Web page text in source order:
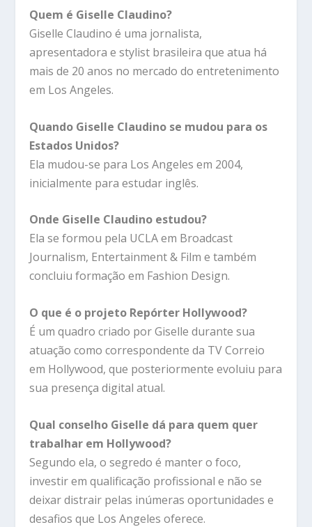
Quem é Giselle Claudino?
Giselle Claudino é uma jornalista,
apresentadora e stylist brasileira que atua há
mais de 20 anos no mercado do entretenimento
em Los Angeles.
Quando Giselle Claudino se mudou para os
Estados Unidos?
Ela mudou-se para Los Angeles em 2004,
inicialmente para estudar inglês.
Onde Giselle Claudino estudou?
Ela se formou pela UCLA em Broadcast
Journalism, Entertainment & Film e também
concluiu formação em Fashion Design.
O que é o projeto Repórter Hollywood?
É um quadro criado por Giselle durante sua
atuação como correspondente da TV Correio
em Hollywood, que posteriormente evoluiu para
sua presença digital atual.
Qual conselho Giselle dá para quem quer
trabalhar em Hollywood?
Segundo ela, o segredo é manter o foco,
investir em qualificação profissional e não se
deixar distrair pelas inúmeras oportunidades e
desafios que Los Angeles oferece.